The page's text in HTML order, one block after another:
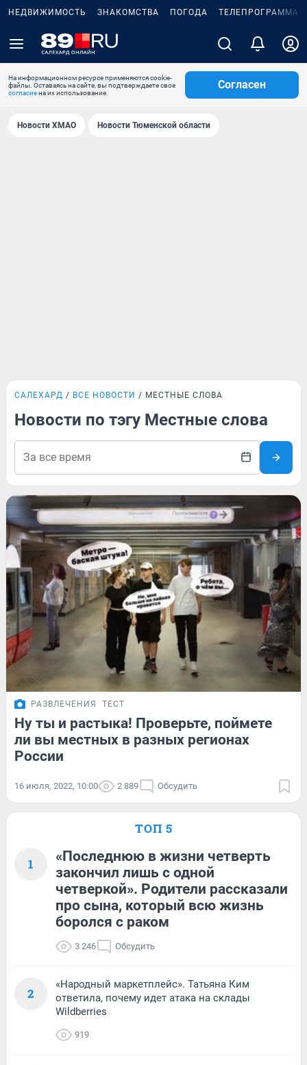
НЕДВИЖИМОСТЬ ЗНАКОМСТВА ПОГОДА ТЕЛЕПРОГРАММА
На информационном ресурсе применяются cookie-
файлы. Оставаясь на сайте, вы подтверждаете свое
согласиена их использование.
Согласен
Новости ХМАО Новости Тюменской области
САЛЕХАРД ВСЕ НОВОСТИ МЕСТНЫЕ СЛОВА
Новости по тэгу Местные слова
РАЗВЛЕЧЕНИЯ ТЕСТ
Ну ты и растыка! Проверьте, поймете
ли вы местных в разных регионах
России
16 июля, 2022, 10:00 2 889 Обсудить
ТОП 5
1
«Последнюю в жизни четверть
закончил лишь с одной
четверкой». Родители рассказали
про сына, который всю жизнь
боролся с раком
3 246 Обсудить
2
«Народный маркетплейс». Татьяна Ким
ответила, почему идет атака на склады
Wildberries
919